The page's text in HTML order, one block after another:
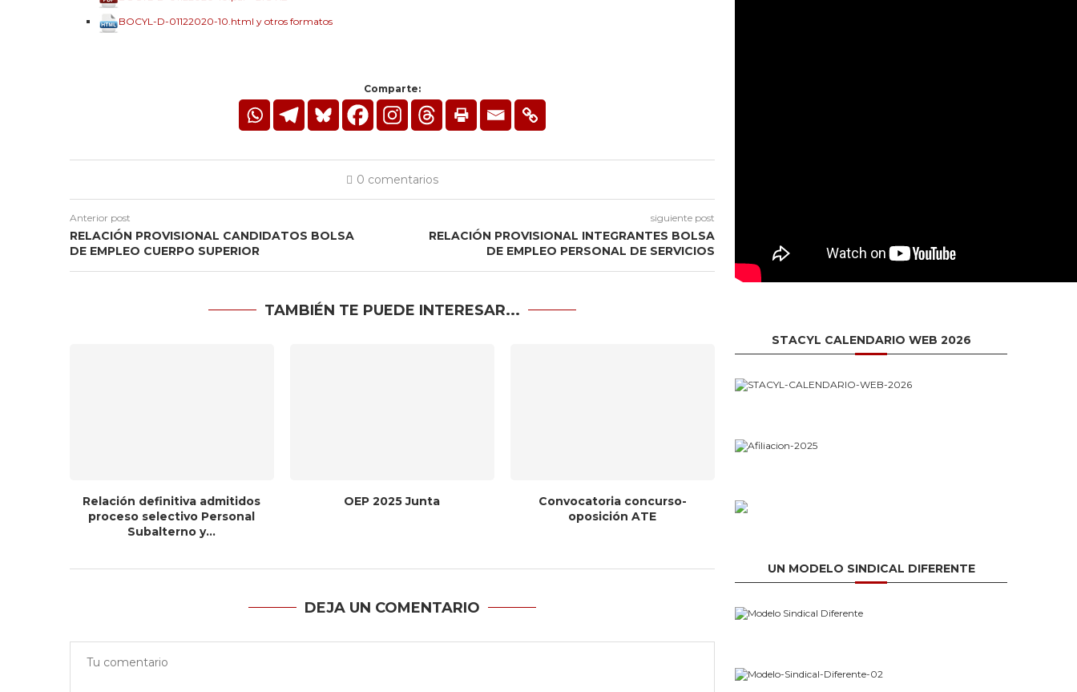
BOCYL-D-01122020-10.html y otros formatos
Comparte:
0 comentarios
Anterior post
RELACIÓN PROVISIONAL CANDIDATOS BOLSA
DE EMPLEO CUERPO SUPERIOR
siguiente post
RELACIÓN PROVISIONAL INTEGRANTES BOLSA
DE EMPLEO PERSONAL DE SERVICIOS
TAMBIÉN TE PUEDE INTERESAR...
Relación definitiva admitidos
proceso selectivo Personal
Subalterno y...
OEP 2025 Junta
Convocatoria concurso-
oposición ATE
DEJA UN COMENTARIO
STACYL CALENDARIO WEB 2026
UN MODELO SINDICAL DIFERENTE